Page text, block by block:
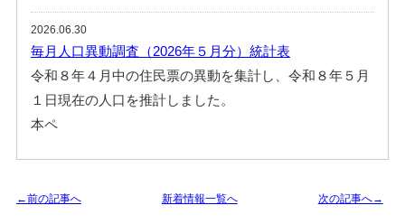
2026.06.30
毎月人口異動調査（2026年５月分）統計表
令和８年４月中の住民票の異動を集計し、令和８年５月
１日現在の人口を推計しました。
本ペ
←前の記事へ 新着情報一覧へ 次の記事へ→